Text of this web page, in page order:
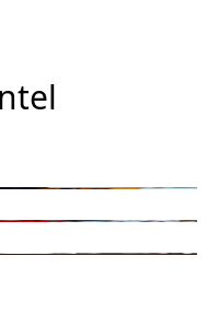
ามและวิเคราะห์
ปในพฤติกรรมผู้บริโภค